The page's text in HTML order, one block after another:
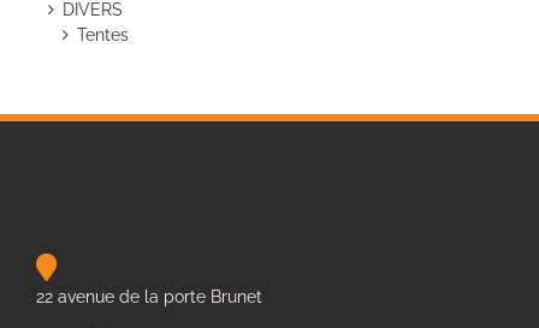
DIVERS
Tentes
22 avenue de la porte Brunet